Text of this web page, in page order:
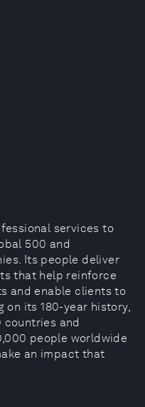
services to
500 and
Its people deliver
that help reinforce
and enable clients to
on its 180-year history,
countries and
people worldwide
an impact that